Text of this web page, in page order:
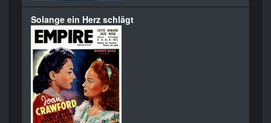
Solange ein Herz schlägt